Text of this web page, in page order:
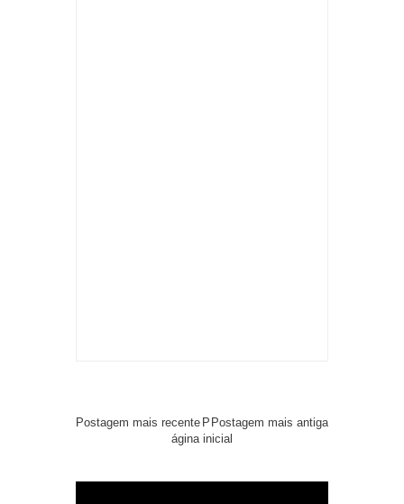
Postagem mais recente Postagem mais antiga
P
ágina inicial